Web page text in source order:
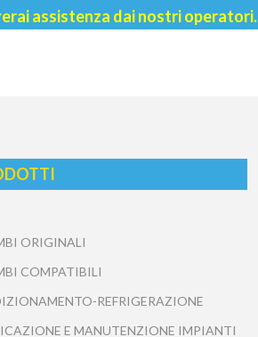
assistenza dai nostri operatori.
ORIGINALI
COMPATIBILI
REFRIGERAZIONE
E MANUTENZIONE IMPIANTI